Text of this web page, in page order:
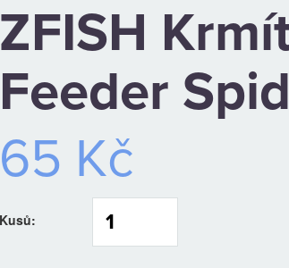
ZFISH
Feeder
65 Kč
Kusů: